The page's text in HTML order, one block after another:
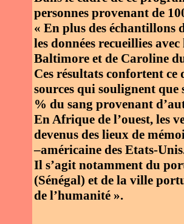
personnes provenant de
« En plus des échantillons
les données recueillies
Baltimore et de Caroline
Ces résultats confortent
sources qui soulignent
% du sang provenant
En Afrique de l’ouest, les
devenus des lieux de
–américaine des Etats-
Il s’agit notamment du
(Sénégal) et de la ville
de l’humanité ».